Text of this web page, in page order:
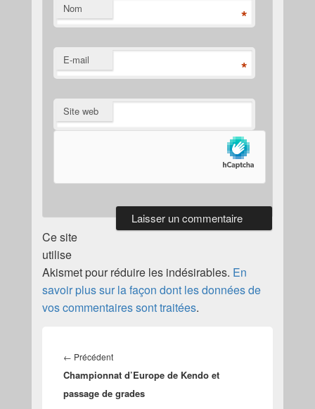
Nom *
E-mail *
Site web
Ce site
utilise
Akismet pour réduire les indésirables. En
savoir plus sur la façon dont les données de
vos commentaires sont traitées.
de
l’article
← PrécédentArticle
précédent :
Championnat d’Europe de Kendo et
passage de grades